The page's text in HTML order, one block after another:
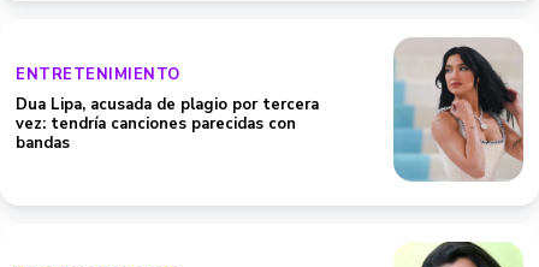
ENTRETENIMIENTO
Dua Lipa, acusada de plagio por tercera
vez: tendría canciones parecidas con
bandas